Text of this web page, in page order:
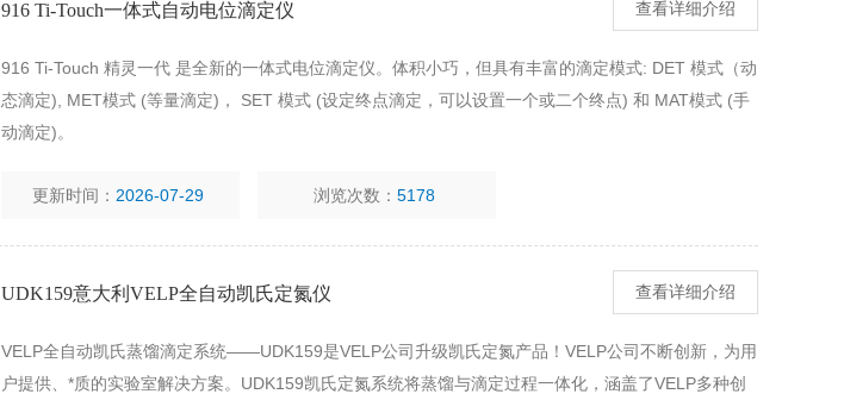
916 Ti-Touch一体式自动电位滴定仪 查看详细介绍
916 Ti-Touch 精灵一代 是全新的一体式电位滴定仪。体积小巧，但具有丰富的滴定模式: DET 模式（动
态滴定), MET模式 (等量滴定)， SET 模式 (设定终点滴定，可以设置一个或二个终点) 和 MAT模式 (手
动滴定)。
更新时间： 2026-07-29 浏览次数：5178
UDK159意大利VELP全自动凯氏定氮仪 查看详细介绍
VELP全自动凯氏蒸馏滴定系统——UDK159是VELP公司升级凯氏定氮产品！VELP公司不断创新，为用
户提供、*质的实验室解决方案。UDK159凯氏定氮系统将蒸馏与滴定过程一体化，涵盖了VELP多种创